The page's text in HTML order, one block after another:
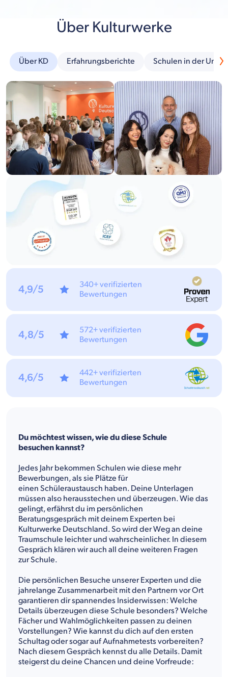
Über Kulturwerke
Über KD Erfahrungsberichte Schulen in der
Du möchtest wissen, wie du diese Schule
besuchen kannst?
Jedes Jahr bekommen Schulen wie diese mehr
Bewerbungen, als sie Plätze für
einen Schüleraustausch haben. Deine Unterlagen
müssen also herausstechen und überzeugen. Wie das
gelingt, erfährst du im persönlichen
Beratungsgespräch mit deinem Experten bei
Kulturwerke Deutschland. So wird der Weg an deine
Traumschule leichter und wahrscheinlicher. In diesem
Gespräch klären wir auch all deine weiteren Fragen
zur Schule.
Die persönlichen Besuche unserer Experten und die
jahrelange Zusammenarbeit mit den Partnern vor Ort
garantieren dir spannendes Insiderwissen: Welche
Details überzeugen diese Schule besonders? Welche
Fächer und Wahlmöglichkeiten passen zu deinen
Vorstellungen? Wie kannst du dich auf den ersten
Schultag oder sogar auf Aufnahmetests vorbereiten?
Nach diesem Gespräch kennst du alle Details. Damit
steigerst du deine Chancen und deine Vorfreude:
4,9/5
340+ verifizierten
Bewertungen
4,8/5
572+ verifizierten
Bewertungen
4,6/5
442+ verifizierten
Bewertungen